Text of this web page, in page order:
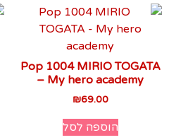
Pop 1004 MIRIO TOGATA
– My hero academy
₪69.00
הוספה לסל